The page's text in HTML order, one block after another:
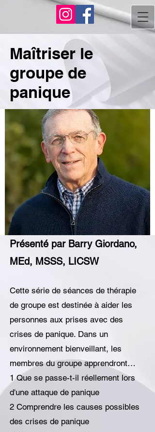
Maîtriser le
groupe de
panique
Présenté par Barry Giordano,
MEd, MSSS, LICSW
Cette série de séances de thérapie
de groupe est destinée à aider les
personnes aux prises avec des
crises de panique. Dans un
environnement bienveillant, les
membres du groupe apprendront…
1 Que se passe-t-il réellement lors
d'une attaque de panique
2 Comprendre les causes possibles
des crises de panique